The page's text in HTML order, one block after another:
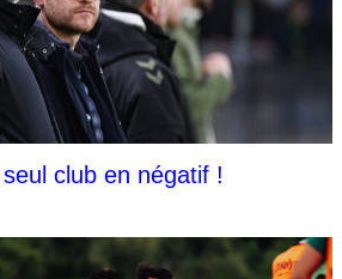
club en négatif !